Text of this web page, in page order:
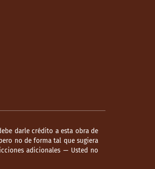
darle crédito a esta obra de
no de forma tal que sugiera
adicionales — Usted no